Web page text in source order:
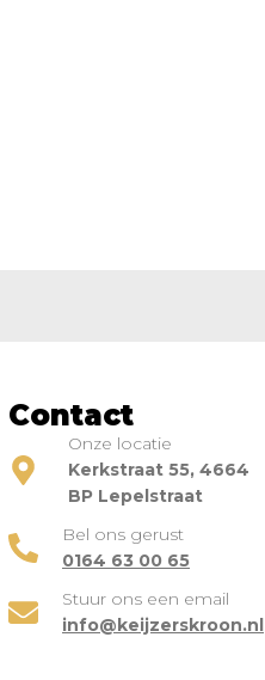
Contact
Onze locatie
Kerkstraat 55, 4664
BP Lepelstraat
Bel ons gerust
0164 63 00 65
Stuur ons een email
info@keijzerskroon.nl